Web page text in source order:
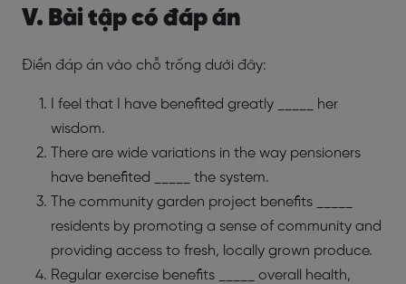
V. Bài tập có đáp án
Điền đáp án vào chỗ trống dưới đây:
I feel that I have benefited greatly _____ her
wisdom.
There are wide variations in the way pensioners
have benefited _____ the system.
The community garden project benefits _____
residents by promoting a sense of community and
providing access to fresh, locally grown produce.
Regular exercise benefits _____ overall health,